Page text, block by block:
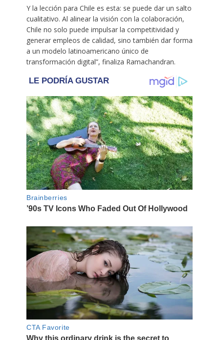
Y la lección para Chile es esta: se puede dar un salto
cualitativo. Al alinear la visión con la colaboración,
Chile no solo puede impulsar la competitividad y
generar empleos de calidad, sino también dar forma
a un modelo latinoamericano único de
transformación digital”, finaliza Ramachandran.